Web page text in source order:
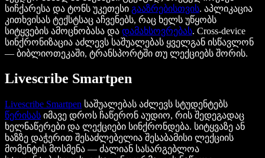
სიჩქარესა და ტონს უკეთესი გააზრებისთვის. აპლიკაცია
კითხვისას ტექსტსაც აჩვენებს, რაც ხელს უწყობს
სიტყვების ამოცნობასა და დამახსოვრებას. Cross-device
სინქრონიზაცია აძლევს საშუალებას ყველგან ისწავლონ
— ბიბლიოთეკაში, ტრანსპორტში თუ ლექციებს შორის.
Livescribe Smartpen
Livescribe Smartpen საშუალებას აძლევს სტუდენტებს
წერისას იმავე დროს ჩაწერონ აუდიო, რის შედეგადაც
ხელნაწერები და ლექციები სინქრონდება. სიტყვაზე ან
ხაზზე დაჭერით შესაძლებელია შესაბამისი ლექციის
მომენტის მოსმენა — ძალიან სასარგებლოა